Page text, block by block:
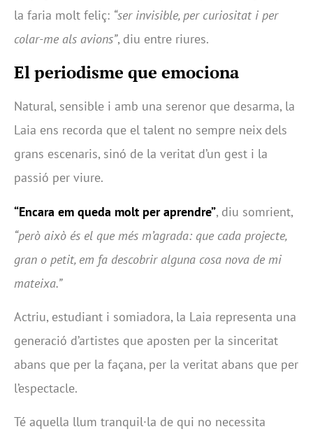
la faria molt feliç: “ser invisible, per curiositat i per
colar-me als avions”, diu entre riures.
El periodisme que emociona
Natural, sensible i amb una serenor que desarma, la
Laia ens recorda que el talent no sempre neix dels
grans escenaris, sinó de la veritat d’un gest i la
passió per viure.
“Encara em queda molt per aprendre”, diu somrient,
“però això és el que més m’agrada: que cada projecte,
gran o petit, em fa descobrir alguna cosa nova de mi
mateixa.”
Actriu, estudiant i somiadora, la Laia representa una
generació d’artistes que aposten per la sinceritat
abans que per la façana, per la veritat abans que per
l’espectacle.
Té aquella llum tranquil·la de qui no necessita